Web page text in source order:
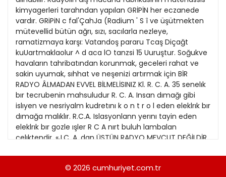
Sevgililer Günü
Siyaset Eki
Sürdürülebilir yaşam
Turizm Eki
Yerel Yönetimler
1987
1986
1985
1984
1983
1982
1981
1980
24
25
26
27
28
29
30
31
kimyagerleri tarahndan yapılan GRİPİN her eczanede
vardır. GRiPiN c fal'ÇahJa (Radium ' S î ve üşütmekten
mütevellid bütün ağrı, sızı, sacılarla nezleye,
ramatizmaya karşı: Vatandoş pararu Tcaş Diçağt
kuUartmaklaolur ^ d aca lO tanzsi 15 Uuruştur. Soğukve
havaların tahribatından korunmak, geceleri rahat ve
sakin uyumak, sıhhat ve neşenizi artırmak için BİR
RADYO ÂLMADAN EVVEL BİLMELİSINIZ Kl. R. C. A. 35 senelık
bır tecrubenin mahsuludur R. C. A. Insan dımağı gibi
islıyen ve nesriyalm kudretını k o n t r o l eden eleklrık bır
dımağa malıklır. R.C.A. Islasyonlann yerını tayin eden
eleklrık bır gozle ışler R C A nırt buluh lambalan
çelıktendir. «J.C. A. dan ÜSTÜN RADYO MEVCUT DEĞİLDİR.
SAHIPTIR. RC.A. 5 T4 5 lambatı K veresiye Satıj 160 Lira r
Sıhhafini sevenlere tavsiye: muhakkak ve yalnız
© 2026 cumhuriyet.com.tr